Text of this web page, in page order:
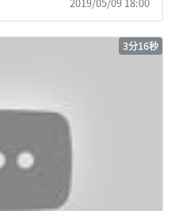
2019/05/09 18:00
3分16秒